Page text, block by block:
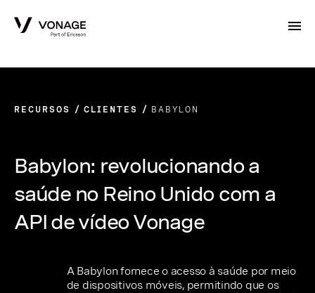
RECURSOS CLIENTES BABYLON
Babylon: revolucionando a
saúde no Reino Unido com a
API de vídeo Vonage
A Babylon fornece o acesso à saúde por meio
de dispositivos móveis, permitindo que os